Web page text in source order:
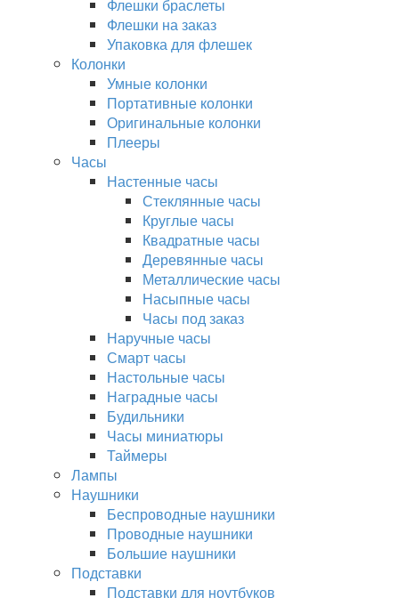
Флешки браслеты
Флешки на заказ
Упаковка для флешек
Колонки
Умные колонки
Портативные колонки
Оригинальные колонки
Плееры
Часы
Настенные часы
Стеклянные часы
Круглые часы
Квадратные часы
Деревянные часы
Металлические часы
Насыпные часы
Часы под заказ
Наручные часы
Смарт часы
Настольные часы
Наградные часы
Будильники
Часы миниатюры
Таймеры
Лампы
Наушники
Беспроводные наушники
Проводные наушники
Большие наушники
Подставки
Подставки для ноутбуков